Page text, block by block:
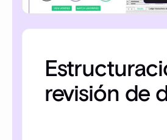
revisión de